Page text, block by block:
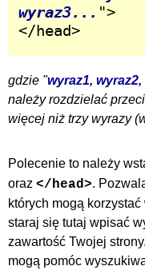
wyraz3... ">
</head>
gdzie "wyraz1, wyraz2,
należy rozdzielać
więcej niż trzy wyrazy
Polecenie to należy
oraz </head>.
których mogą
staraj się tutaj wpisać
zawartość Twojej
mogą pomóc